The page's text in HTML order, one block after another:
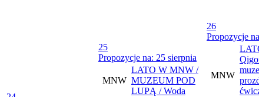
25
Propozycje na: 25 sierpnia
MNW
LATO W MNW /
MUZEUM POD
LUPĄ / Woda
26
Propozycje
MNW